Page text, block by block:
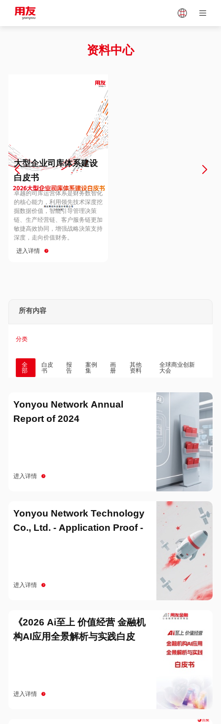
Vietnam
Europe
Hungary
Hong Kong
资料中心
大型企业司库体系建设
白皮书
卓越的司库运营体系是财务数智化
的核心能力，利用领先技术深度挖
掘数据价值，智能引导管理决策
链、生产经营链、客户服务链更加
敏捷高效协同，增强战略決策支持
深度，走向价值财务。
进入详情
所有内容
分类
全
部
白皮
书
报
告
案例
集
画
册
其他
资料
全球商业创新
大会
Yonyou Network Annual
Report of 2024
进入详情
Yonyou Network Technology
Co., Ltd. - Application Proof -
进入详情
《2026 Ai至上 价值经营 金融机
构AI应用全景解析与实践白皮
进入详情